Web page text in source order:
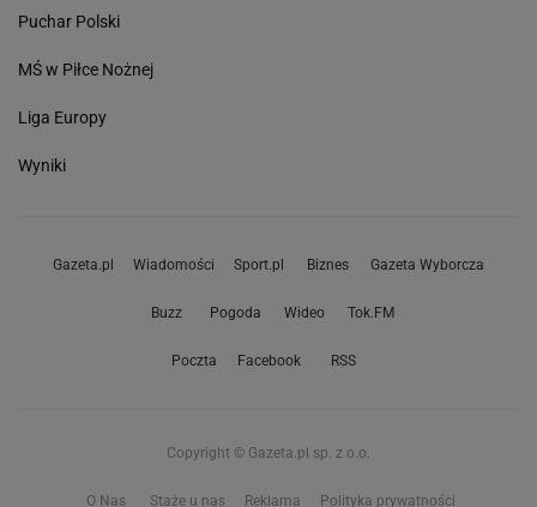
Puchar Polski
MŚ w Piłce Nożnej
Liga Europy
Wyniki
Gazeta.pl Wiadomości Sport.pl Biznes Gazeta Wyborcza
Buzz Pogoda Wideo Tok.FM
Poczta Facebook RSS
Copyright © Gazeta.pl sp. z o.o.
O Nas Staże u nas Reklama Polityka prywatności